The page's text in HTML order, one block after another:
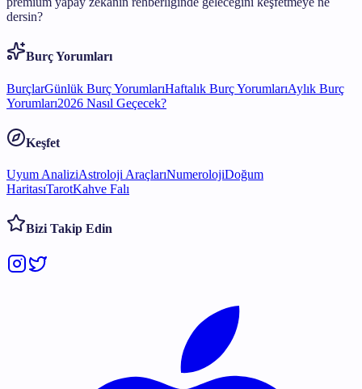
dersin?
Burç Yorumları
BurçlarGünlük Burç YorumlarıHaftalık Burç YorumlarıAylık Burç
Yorumları2026 Nasıl Geçecek?
Keşfet
Uyum AnaliziAstroloji AraçlarıNumerolojiDoğum
HaritasıTarotKahve Falı
Bizi Takip Edin